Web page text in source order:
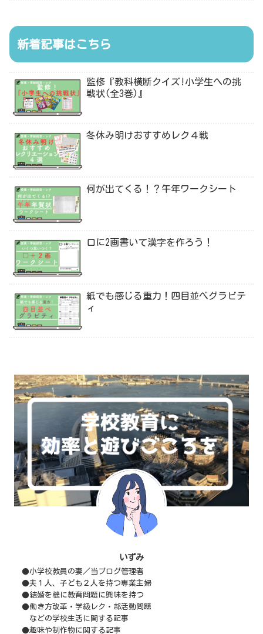
新着記事はこちら
監修『教科横断クイズ!小学生への挑
戦状(全3巻)』
冬休み明けおすすめレク４戦
何が出てくる！？午年ワークシート
口に2画書いて漢字を作ろう！
紙でも感じる重力！四目並べグラビテ
ィ
いずみ
●小学校教員の妻／当ブログ管理者
●夫１人、子ども２人を持つ専業主婦
●結婚を機に教育問題に興味を持つ
●働き方改革・学級レク・部活動問題
などの学校生活に関する記事
●趣味や制作物に関する記事